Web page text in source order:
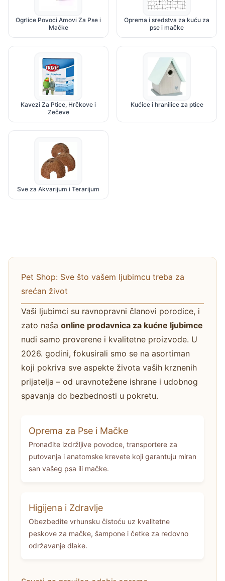
Ogrlice Povoci Amovi Za Pse i
Mačke
Oprema i sredstva za kuću za
pse i mačke
Kavezi Za Ptice, Hrčkove i
Zečeve
Kućice i hranilice za ptice
Sve za Akvarijum i Terarijum
Pet Shop: Sve što vašem ljubimcu treba za
srećan život
Vaši ljubimci su ravnopravni članovi porodice, i
zato naša online prodavnica za kućne ljubimce
nudi samo proverene i kvalitetne proizvode. U
2026. godini, fokusirali smo se na asortiman
koji pokriva sve aspekte života vaših krznenih
prijatelja – od uravnotežene ishrane i udobnog
spavanja do bezbednosti u pokretu.
Oprema za Pse i Mačke
Pronađite izdržljive povodce, transportere za
putovanja i anatomske krevete koji garantuju miran
san vašeg psa ili mačke.
Higijena i Zdravlje
Obezbedite vrhunsku čistoću uz kvalitetne
peskove za mačke, šampone i četke za redovno
održavanje dlake.